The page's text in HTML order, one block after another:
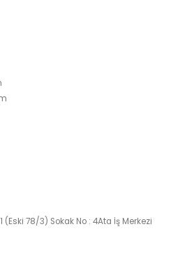
78/3) Sokak No : 4Ata İş Merkezi